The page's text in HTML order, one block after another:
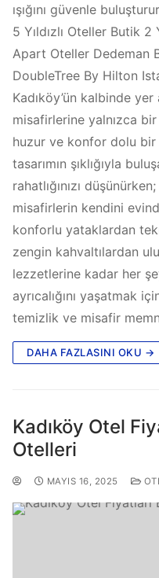
ışığını güvenle
5 Yıldızlı Oteller Butik 2
Apart Oteller Dedeman
DoubleTree By Hilton
Kadıköy’ün kalbinde yer
misafirlerine yalnızca
huzur ve konfor dolu bir
tasarımın şıklığıyla
rahatlığınızı
misafirlerin kendini
konforlu yataklardan
zengin kahvaltılardan
lezzetlerine kadar her
ayrıcalığını yaşatmak
temizlik ve misafir
DAHA FAZLASINI OKU →
Kadıköy Otel
Otelleri
MAYIS 16, 2025